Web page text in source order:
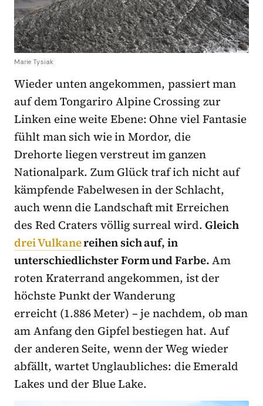
Marie Tysiak
Wieder unten angekommen, passiert man
auf dem Tongariro Alpine Crossing zur
Linken eine weite Ebene: Ohne viel Fantasie
fühlt man sich wie in Mordor, die
Drehorte liegen verstreut im ganzen
Nationalpark. Zum Glück traf ich nicht auf
kämpfende Fabelwesen in der Schlacht,
auch wenn die Landschaft mit Erreichen
des Red Craters völlig surreal wird.Gleich
drei Vulkanereihen sich auf, in
unterschiedlichster Form und Farbe.Am
roten Kraterrand angekommen, ist der
höchste Punkt der Wanderung
erreicht (1.886 Meter) – je nachdem, ob man
am Anfang den Gipfel bestiegen hat. Auf
der anderen Seite, wenn der Weg wieder
abfällt, wartet Unglaubliches: die Emerald
Lakes und der Blue Lake.